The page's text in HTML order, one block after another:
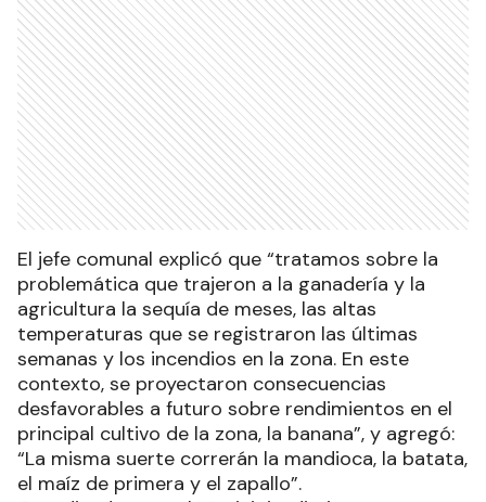
El jefe comunal explicó que “tratamos sobre la
problemática que trajeron a la ganadería y la
agricultura la sequía de meses, las altas
temperaturas que se registraron las últimas
semanas y los incendios en la zona. En este
contexto, se proyectaron consecuencias
desfavorables a futuro sobre rendimientos en el
principal cultivo de la zona, la banana”, y agregó:
“La misma suerte correrán la mandioca, la batata,
el maíz de primera y el zapallo”.